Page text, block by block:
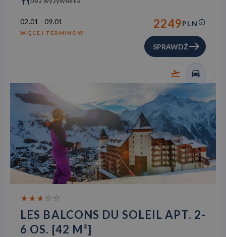
02.01 - 09.01
WIĘCEJ TERMINÓW
2249PLN
SPRAWDŹ
LES BALCONS DU SOLEIL APT. 2-
6 OS. [42 M²]